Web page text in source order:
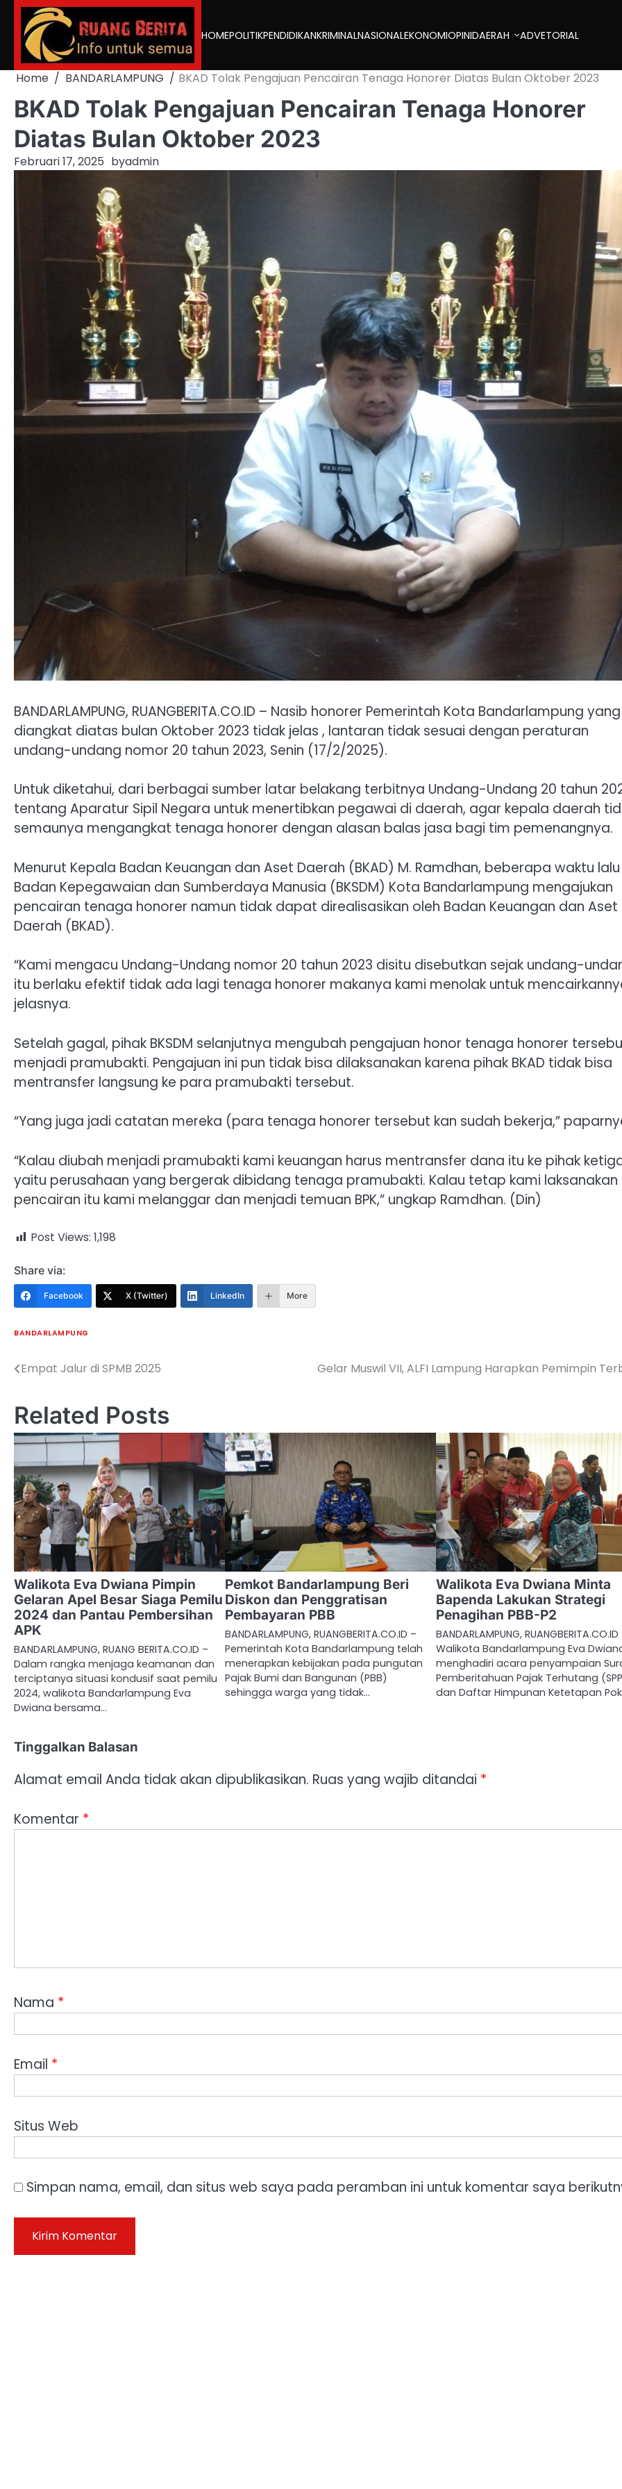
Skip
content
HOMEPOLITIKPENDIDIKANKRIMINALNASIONALEKONOMIOPINIDAERAH ADVETORIAL
Home BANDARLAMPUNG BKAD Tolak Pengajuan Pencairan Tenaga Honorer Diatas Bulan Oktober 2023
BKAD Tolak Pengajuan Pencairan Tenaga Honorer
Diatas Bulan Oktober 2023
Februari 17, 2025 byadmin
BANDARLAMPUNG, RUANGBERITA.CO.ID – Nasib honorer Pemerintah Kota Bandarlampung yang
diangkat diatas bulan Oktober 2023 tidak jelas , lantaran tidak sesuai dengan peraturan
undang-undang nomor 20 tahun 2023, Senin (17/2/2025).
Untuk diketahui, dari berbagai sumber latar belakang terbitnya Undang-Undang 20 tahun
tentang Aparatur Sipil Negara untuk menertibkan pegawai di daerah, agar kepala daerah
semaunya mengangkat tenaga honorer dengan alasan balas jasa bagi tim pemenangnya.
Menurut Kepala Badan Keuangan dan Aset Daerah (BKAD) M. Ramdhan, beberapa waktu lalu
Badan Kepegawaian dan Sumberdaya Manusia (BKSDM) Kota Bandarlampung mengajukan
pencairan tenaga honorer namun tidak dapat direalisasikan oleh Badan Keuangan dan Aset
Daerah (BKAD).
“Kami mengacu Undang-Undang nomor 20 tahun 2023 disitu disebutkan sejak undang-
itu berlaku efektif tidak ada lagi tenaga honorer makanya kami menolak untuk
jelasnya.
Setelah gagal, pihak BKSDM selanjutnya mengubah pengajuan honor tenaga honorer
menjadi pramubakti. Pengajuan ini pun tidak bisa dilaksanakan karena pihak BKAD tidak bisa
mentransfer langsung ke para pramubakti tersebut.
“Yang juga jadi catatan mereka (para tenaga honorer tersebut kan sudah bekerja,”
“Kalau diubah menjadi pramubakti kami keuangan harus mentransfer dana itu ke pihak
yaitu perusahaan yang bergerak dibidang tenaga pramubakti. Kalau tetap kami laksanakan
pencairan itu kami melanggar dan menjadi temuan BPK,” ungkap Ramdhan. (Din)
Post Views: 1,198
Share via:
Facebook X (Twitter) LinkedIn More
BANDARLAMPUNG
Navigasi
Empat Jalur di SPMB 2025 Gelar Muswil VII, ALFI Lampung Harapkan Pemimpin
Related Posts
Walikota Eva Dwiana Pimpin
Gelaran Apel Besar Siaga Pemilu
2024 dan Pantau Pembersihan
APK
BANDARLAMPUNG, RUANG BERITA.CO.ID –
Dalam rangka menjaga keamanan dan
terciptanya situasi kondusif saat pemilu
2024, walikota Bandarlampung Eva
Dwiana bersama…
Pemkot Bandarlampung Beri
Diskon dan Penggratisan
Pembayaran PBB
BANDARLAMPUNG, RUANGBERITA.CO.ID –
Pemerintah Kota Bandarlampung telah
menerapkan kebijakan pada pungutan
Pajak Bumi dan Bangunan (PBB)
sehingga warga yang tidak…
Walikota Eva Dwiana Minta
Bapenda Lakukan Strategi
Penagihan PBB-P2
BANDARLAMPUNG,
Walikota Bandarlampung Eva
menghadiri acara penyampaian
Pemberitahuan Pajak Terhutang
dan Daftar Himpunan Ketetapan
Tinggalkan Balasan
Alamat email Anda tidak akan dipublikasikan. Ruas yang wajib ditandai *
Komentar *
Nama *
Email *
Situs Web
Simpan nama, email, dan situs web saya pada peramban ini untuk komentar saya